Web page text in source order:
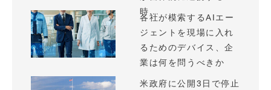
時...
各社が模索するAIエー
ジェントを現場に入れ
るためのデバイス、企
業は何を問うべきか
米政府に公開3日で停止